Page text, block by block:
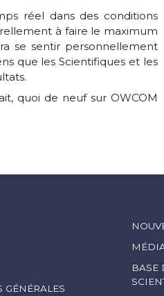
réel dans des conditions
à faire le maximum
se sentir personnellement
que les Scientifiques et les
quoi de neuf sur OWCOM
BASE